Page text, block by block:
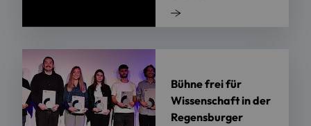
Bühne frei für
Wissenschaft in der
Regensburger